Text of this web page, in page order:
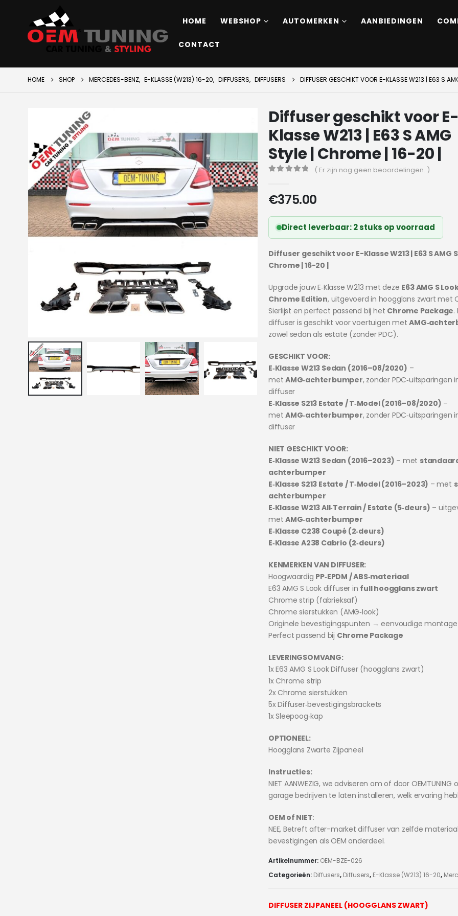
HOME WEBSHOP AUTOMERKEN AANBIEDINGEN
CONTACT
HOME SHOP MERCEDES-BENZ, E-KLASSE (W213) 16-20, DIFFUSERS, DIFFUSERS DIFFUSER GESCHIKT VOOR E-KLASSE W213 | E63 S
Diffuser geschikt voor E-
Klasse W213 | E63 S AMG
Style | Chrome | 16-20 |
( Er zijn nog geen beoordelingen. )
€375.00
Direct leverbaar: 2 stuks op voorraad
Diffuser geschikt voor E-Klasse W213 | E63 S AMG
Chrome | 16-20 |
Upgrade jouw E‑Klasse W213 met deze E63 AMG S
Chrome Edition, uitgevoerd in hoogglans zwart met
Sierlijst en perfect passend bij het Chrome Package.
diffuser is geschikt voor voertuigen met
zowel sedan als estate (zonder PDC).
GESCHIKT VOOR:
E‑Klasse W213 Sedan (2016–08/2020) –
metAMG‑achterbumper, zonder PDC‑uitsparingen
diffuser
E‑Klasse S213 Estate / T‑Model (2016–08/2020) –
metAMG‑achterbumper, zonder PDC‑uitsparingen
diffuser
NIET GESCHIKT VOOR:
E‑Klasse W213 Sedan (2016–2023) – met
achterbumper
E‑Klasse S213 Estate / T‑Model (2016–2023) – met
achterbumper
E‑Klasse W213 All‑Terrain / Estate (5‑deurs) –
metAMG‑achterbumper
E‑Klasse C238 Coupé (2‑deurs)
E‑Klasse A238 Cabrio (2‑deurs)
KENMERKEN VAN DIFFUSER:
Hoogwaardig PP‑EPDM / ABS‑materiaal
E63 AMG S Look diffuser in full hoogglans zwart
Chrome strip (fabrieksaf)
Chrome sierstukken (AMG‑look)
Originele bevestigingspunten → eenvoudige montage
Perfect passend bij Chrome Package
LEVERINGSOMVANG:
1x E63 AMG S Look Diffuser (hoogglans zwart)
1x Chrome strip
2x Chrome sierstukken
5x Diffuser‑bevestigingsbrackets
1x Sleepoog‑kap
OPTIONEEL:
Hoogglans Zwarte Zijpaneel
Instructies:
NIET AANWEZIG, we adviseren om of door OEMTUNING
garage bedrijven te laten installeren, welk ervaring
OEM of NIET:
NEE, Betreft after-market diffuser van zelfde
bevestigingen als OEM onderdeel.
Artikelnummer: OEM-BZE-026
Categorieën: Diffusers, Diffusers, E-Klasse (W213) 16-20,
DIFFUSER ZIJPANEEL (HOOGGLANS ZWART)